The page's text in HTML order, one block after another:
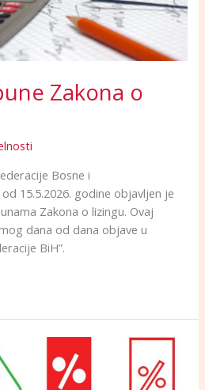
Zakona o
Bosne i
15.5.2026. godine objavljen je
Zakona o lizingu. Ovaj
dana od dana objave u
BiH”.